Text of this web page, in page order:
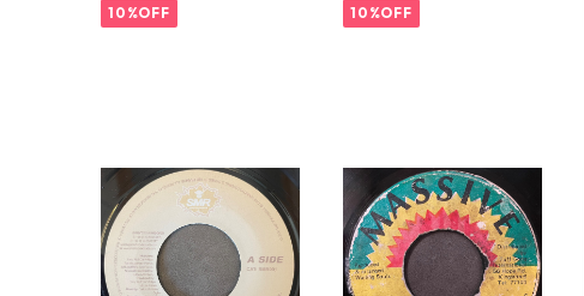
10%OFF 10%OFF